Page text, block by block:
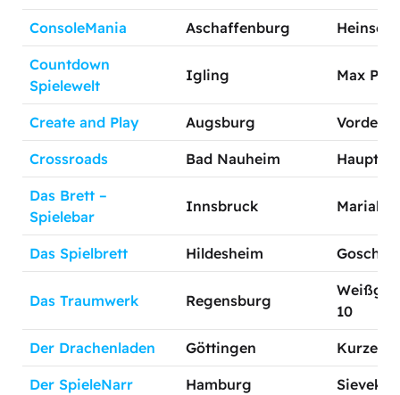
ConsoleMania Aschaffenburg
Countdown
Spielewelt
Igling Max
Create and Play Augsburg
Crossroads Bad Nauheim
Das Brett –
Spielebar
Innsbruck
Das Spielbrett Hildesheim
Das Traumwerk Regensburg
10
Der Drachenladen Göttingen Kurze
Der SpieleNarr Hamburg